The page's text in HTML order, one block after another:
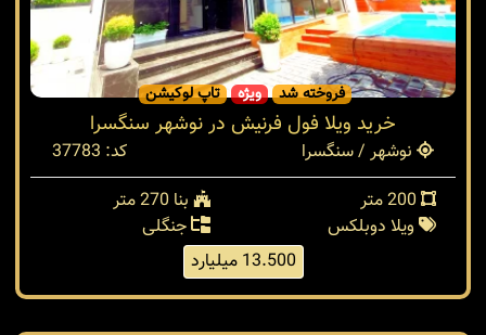
فروخته شد ویژه تاپ لوکیشن
خرید ویلا فول فرنیش در نوشهر سنگسرا
نوشهر / سنگسرا
کد: 37783
بنا 270 متر
ویلا دوبلکس
جنگلی
13.500 میلیارد